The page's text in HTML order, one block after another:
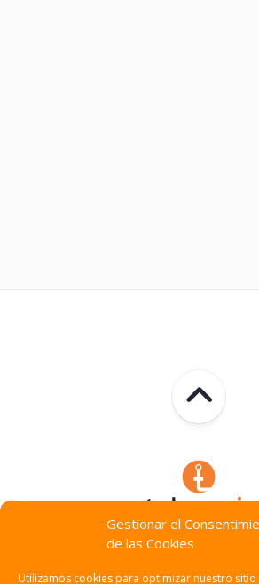
Gestionar el
de las Cookies
Utilizamos cookies para optimizar nuestro sitio
Technocracia © 2026. Todos Los